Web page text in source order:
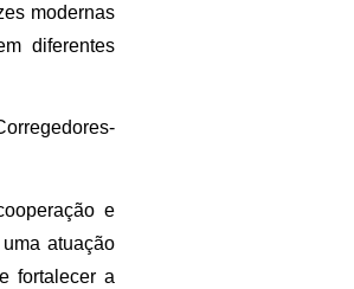
modernas
diferentes
e
atuação
fortalecer a